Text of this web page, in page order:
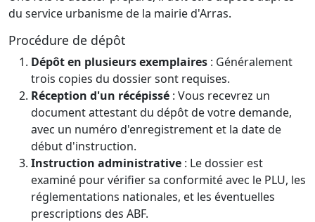
du service urbanisme de la mairie d'Arras.
Procédure de dépôt
Dépôt en plusieurs exemplaires : Généralement
trois copies du dossier sont requises.
Réception d'un récépissé : Vous recevrez un
document attestant du dépôt de votre demande,
avec un numéro d'enregistrement et la date de
début d'instruction.
Instruction administrative : Le dossier est
examiné pour vérifier sa conformité avec le PLU, les
réglementations nationales, et les éventuelles
prescriptions des ABF.